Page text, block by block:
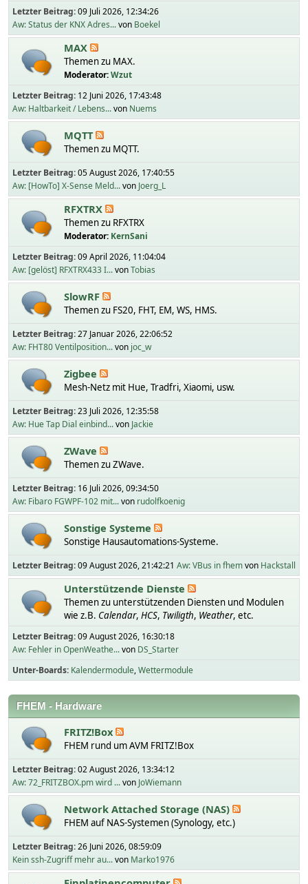
Letzter Beitrag:09 Juli 2026, 12:34:26
Aw: Status der KNX Adres...von Boekel
MAX
Themen zu MAX.
Moderator:Wzut
Letzter Beitrag: 12 Juni 2026, 17:43:48
Aw: Haltbarkeit / Lebens...von Nuems
MQTT
Themen zu MQTT.
Letzter Beitrag:05 August 2026, 17:40:55
Aw: [HowTo] X-Sense Meld...von Joerg_L
RFXTRX
Themen zu RFXTRX
Moderator: KernSani
Letzter Beitrag:09 April 2026, 11:04:04
Aw: [gelöst] RFXTRX433 I...vonTobias
SlowRF
Themen zu FS20, FHT, EM, WS, HMS.
Letzter Beitrag:27 Januar 2026, 22:06:52
Aw: FHT80 Ventilposition...von joc_w
Zigbee
Mesh-Netz mit Hue, Tradfri, Xiaomi, usw.
Letzter Beitrag:23 Juli 2026, 12:35:58
Aw: Hue Tap Dial einbind...von Jackie
ZWave
Themen zu ZWave.
Letzter Beitrag: 16 Juli 2026, 09:34:50
Aw: Fibaro FGWPF-102 mit...von rudolfkoenig
Sonstige Systeme
Sonstige Hausautomations-Systeme.
Letzter Beitrag:09 August 2026, 21:42:21 Aw: VBus in fhemvon Hackstall
Unterstützende Dienste
Themen zu unterstützenden Diensten und Modulen
wie z.B. Calendar, HCS, Twiligth, Weather, etc.
Letzter Beitrag:09 August 2026, 16:30:18
Aw: Fehler in OpenWeathe...von DS_Starter
Unter-Boards Kalendermodule Wettermodule
FHEM - Hardware
FRITZ!Box
FHEM rund um AVM FRITZ!Box
Letzter Beitrag:02 August 2026, 13:34:12
Aw: 72_FRITZBOX.pm wird ...von JoWiemann
Network Attached Storage (NAS)
FHEM auf NAS-Systemen (Synology, etc.)
Letzter Beitrag:26 Juni 2026, 08:59:09
Kein ssh-Zugriff mehr au...von Marko1976